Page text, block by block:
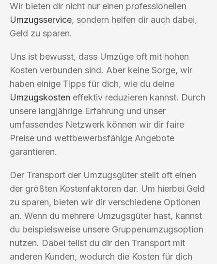
Wir bieten dir nicht nur einen professionellen
Umzugsservice, sondern helfen dir auch dabei,
Geld zu sparen.
Uns ist bewusst, dass Umzüge oft mit hohen
Kosten verbunden sind. Aber keine Sorge, wir
haben einige Tipps für dich, wie du deine
Umzugskosten effektiv reduzieren kannst. Durch
unsere langjährige Erfahrung und unser
umfassendes Netzwerk können wir dir faire
Preise und wettbewerbsfähige Angebote
garantieren.
Der Transport der Umzugsgüter stellt oft einen
der größten Kostenfaktoren dar. Um hierbei Geld
zu sparen, bieten wir dir verschiedene Optionen
an. Wenn du mehrere Umzugsgüter hast, kannst
du beispielsweise unsere Gruppenumzugsoption
nutzen. Dabei teilst du dir den Transport mit
anderen Kunden, wodurch die Kosten für dich